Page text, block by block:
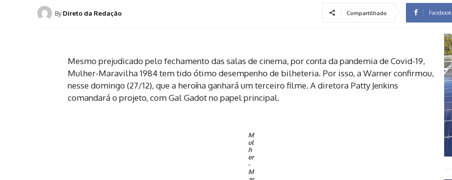
By Direto da Redação Compartilhado Facebook
Mesmo prejudicado pelo fechamento das salas de cinema, por conta da pandemia de Covid-19,
Mulher-Maravilha 1984 tem tido ótimo desempenho de bilheteria. Por isso, a Warner confirmou,
nesse domingo (27/12), que a heroína ganhará um terceiro filme. A diretora Patty Jenkins
comandará o projeto, com Gal Gadot no papel principal.
M
ul
h
er
-
M